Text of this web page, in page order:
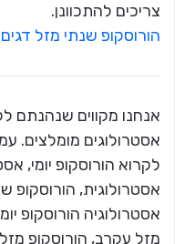
צריכים להתכוונן.
הורוסקופ שנתי מזל דגים
אנחנו מקווים שנהנתם
אסטרולוגים מומלצים.
לקרוא הורוסקופ יומי,
אסטרולוגית, הורוסקופ
אסטרולוגיה הורוסקופ
מזל עקרב, הורוסקופ